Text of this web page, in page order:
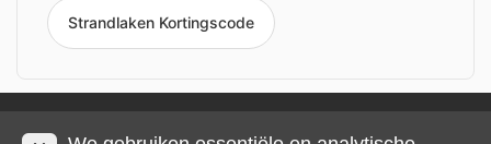
Strandlaken Kortingscode
Privacy en cookies Impressum Algemene voorwaarden